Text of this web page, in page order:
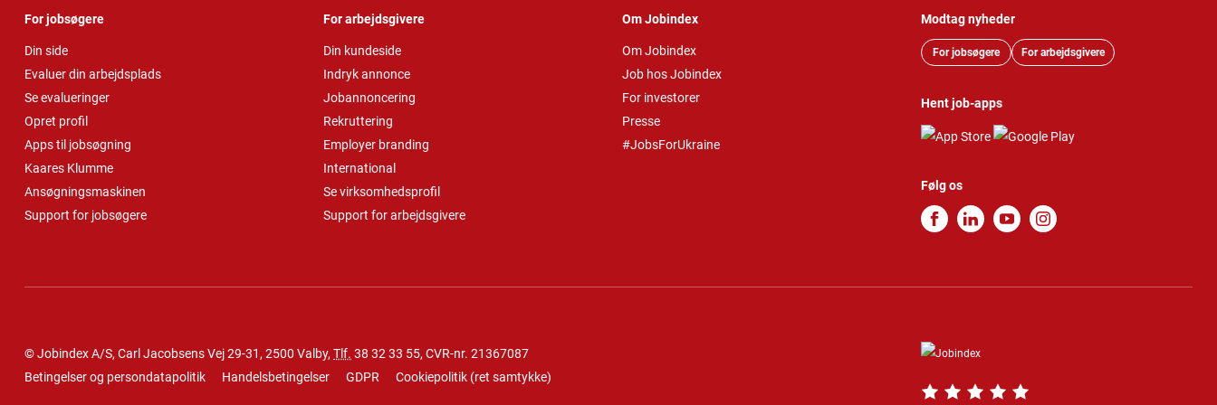
For jobsøgere
Din side
Evaluer din arbejdsplads
Se evalueringer
Opret profil
Apps til jobsøgning
Kaares Klumme
Ansøgningsmaskinen
Support for jobsøgere
For arbejdsgivere
Din kundeside
Indryk annonce
Jobannoncering
Rekruttering
Employer branding
International
Se virksomhedsprofil
Support for arbejdsgivere
Om Jobindex
Om Jobindex
Job hos Jobindex
For investorer
Presse
#JobsForUkraine
Modtag nyheder
For jobsøgere For arbejdsgivere
Hent job-apps
Følg os
© Jobindex A/S, Carl Jacobsens Vej 29-31, 2500 Valby, Tlf. 38 32 33 55, CVR-nr. 21367087
Betingelser og persondatapolitik
Handelsbetingelser GDPR Cookiepolitik (ret samtykke)